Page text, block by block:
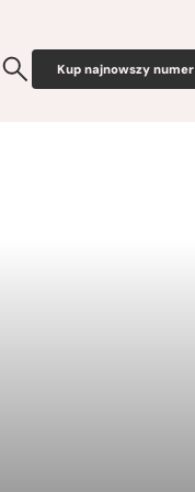
Kup najnowszy numer